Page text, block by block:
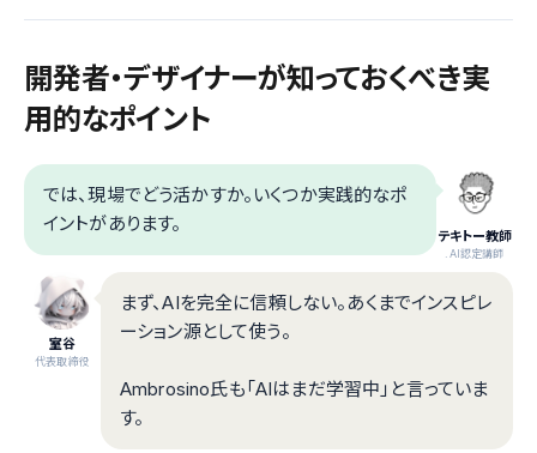
開発者・デザイナーが知っておくべき実
用的なポイント
テキトー教師
.AI認定講師
では、現場でどう活かすか。いくつか実践的なポ
イントがあります。
室谷
代表取締役
まず、AIを完全に信頼しない。あくまでインスピレ
ーション源として使う。
Ambrosino氏も「AIはまだ学習中」と言っていま
す。